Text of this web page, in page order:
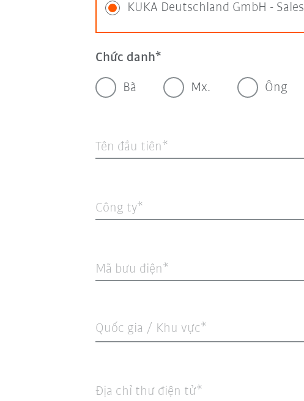
KUKA Deutschland GmbH - Sales
Chức danh
Bà Mx. Ông
Tên đầu tiên
Công ty
Mã bưu điện
Quốc gia / Khu vực*
Địa chỉ thư điện tử